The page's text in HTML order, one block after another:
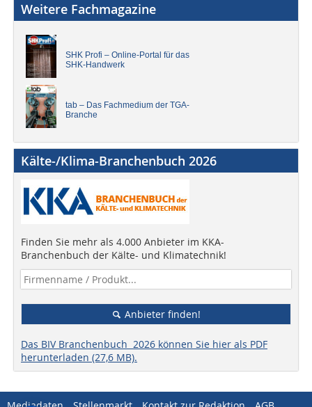
Weitere Fachmagazine
SHK Profi – Online-Portal für das
SHK-Handwerk
tab – Das Fachmedium der TGA-
Branche
Kälte-/Klima-Branchenbuch 2026
Finden Sie mehr als 4.000 Anbieter im KKA-
Branchenbuch der Kälte- und Klimatechnik!
Anbieter finden!
Das BIV Branchenbuch 2026 können Sie hier als PDF
herunterladen (27,6 MB).